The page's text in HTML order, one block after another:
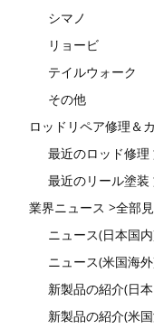
シマノ
リョービ
テイルウォーク
その他
ロッドリペア修理＆
最近のロッド修
最近のリール塗
業界ニュース >全部
ニュース(日本国
ニュース(米国海
新製品の紹介(日
新製品の紹介(米